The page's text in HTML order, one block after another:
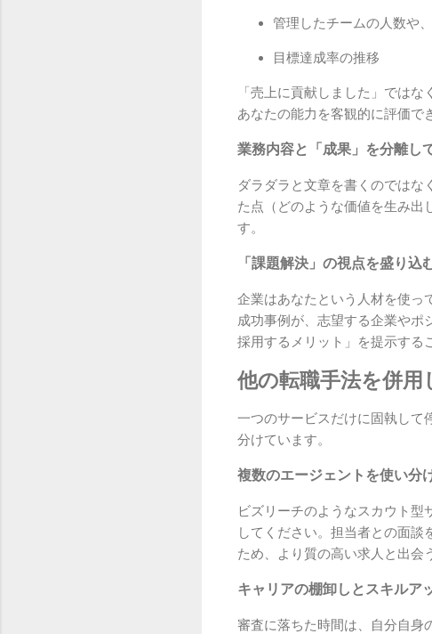
管理したチームの人数や
目標達成率の推移
「売上に貢献しました」では
あなたの能力を客観的に評価で
業務内容と「成果」を分離し
ダラダラと文章を書くのではな
た点（どのような価値を生み出
す。
「課題解決」の視点を盛り込
企業はあなたという人材を使っ
成功事例が、志望する企業やポ
採用するメリット」を提示する
他の転職手法を併用
一つのサービスだけに固執して
分けています。
複数のエージェントを使い分
ビズリーチのようなスカウト
してください。担当者との面
ため、より質の高い求人と出会
キャリアの棚卸しとスキルア
審査に落ちた時間は、自分自身